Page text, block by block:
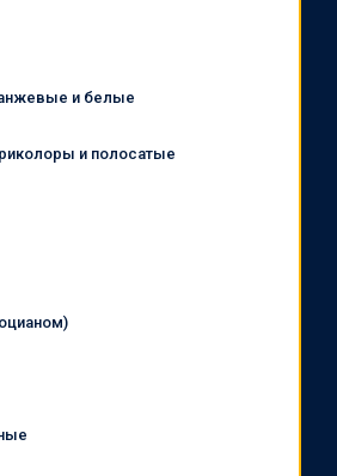
и белые
и полосатые